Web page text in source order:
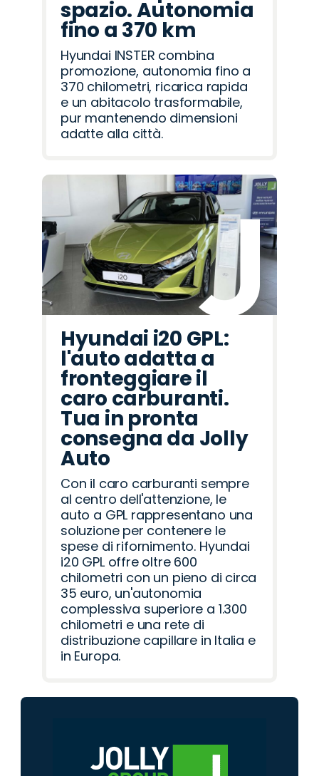
spazio. Autonomia
fino a 370 km
Hyundai INSTER combina
promozione, autonomia fino a
370 chilometri, ricarica rapida
e un abitacolo trasformabile,
pur mantenendo dimensioni
adatte alla città.
Hyundai i20 GPL:
l'auto adatta a
fronteggiare il
caro carburanti.
Tua in pronta
consegna da Jolly
Auto
Con il caro carburanti sempre
al centro dell'attenzione, le
auto a GPL rappresentano una
soluzione per contenere le
spese di rifornimento. Hyundai
i20 GPL offre oltre 600
chilometri con un pieno di circa
35 euro, un'autonomia
complessiva superiore a 1.300
chilometri e una rete di
distribuzione capillare in Italia e
in Europa.